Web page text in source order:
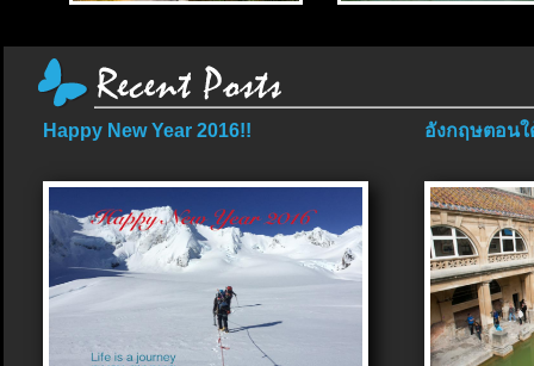
Happy New Year 2016!! อังกฤษตอนใ